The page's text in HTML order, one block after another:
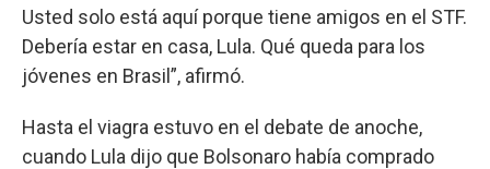
Usted solo está aquí porque tiene amigos en el STF.
Debería estar en casa, Lula. Qué queda para los
jóvenes en Brasil”, afirmó.
Hasta el viagra estuvo en el debate de anoche,
cuando Lula dijo que Bolsonaro había comprado